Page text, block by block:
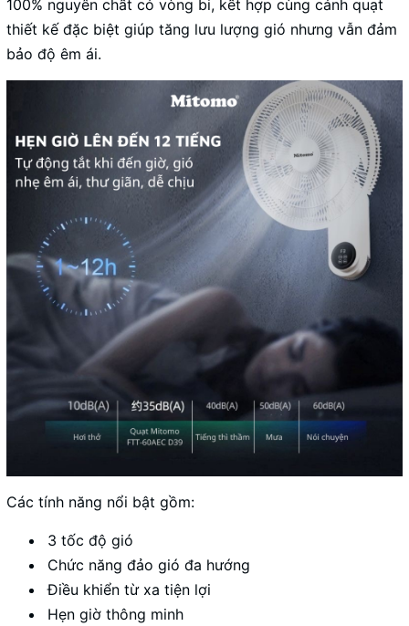
100% nguyên chất có vòng bi, kết hợp cùng cánh quạt
thiết kế đặc biệt giúp tăng lưu lượng gió nhưng vẫn đảm
bảo độ êm ái.
Các tính năng nổi bật gồm:
3 tốc độ gió
Chức năng đảo gió đa hướng
Điều khiển từ xa tiện lợi
Hẹn giờ thông minh